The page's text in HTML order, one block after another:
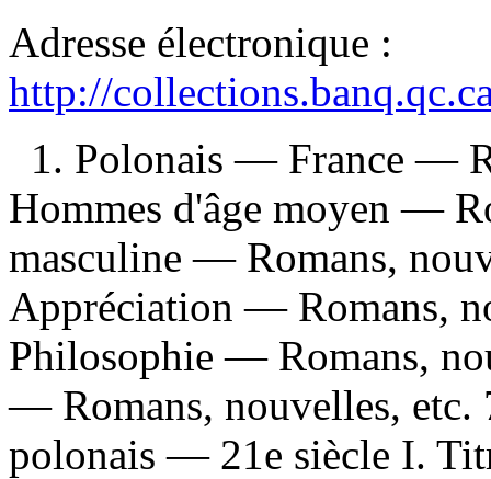
Adresse électronique :
http://
1. Polonais — France —
Hommes d'âge moyen —
masculine — Romans,
Appréciation — Romans,
Philosophie — Romans,
— Romans, nouvelles, etc.
polonais — 21e siècle I.